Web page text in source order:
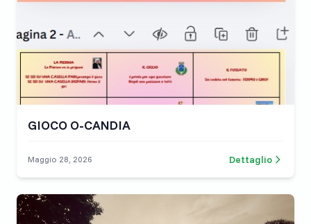
GIOCO O-CANDIA
Maggio 28, 2026 Dettaglio